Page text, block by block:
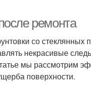
ремонта
со стеклянных
некрасивые
мы рассмотрим
поверхности.